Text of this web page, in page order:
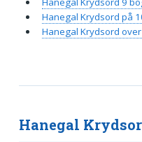
Hanegal
Hanegal Krydsord på
Hanegal Krydsord